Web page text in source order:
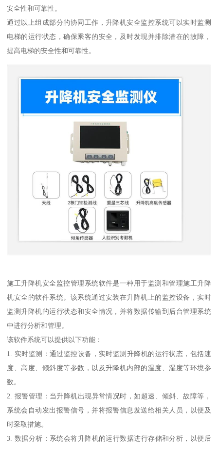
安全性和可靠性。
通过以上组成部分的协同工作，升降机安全监控系统可以实时监测
电梯的运行状态，确保乘客的安全，及时发现并排除潜在的故障，
提高电梯的安全性和可靠性。
施工升降机安全监控管理系统软件是一种用于监测和管理施工升降
机安全的软件系统。该系统通过安装在升降机上的监控设备，实时
监测升降机的运行状态和安全情况，并将数据传输到后台管理系统
中进行分析和管理。
该软件系统可以提供以下功能：
1. 实时监测：通过监控设备，实时监测升降机的运行状态，包括速
度、高度、倾斜度等参数，以及升降机内部的温度、湿度等环境参
数。
2. 报警管理：当升降机出现异常情况时，如超速、倾斜、故障等，
系统会自动发出报警信号，并将报警信息发送给相关人员，以便及
时采取措施。
3. 数据分析：系统会将升降机的运行数据进行存储和分析，以便后